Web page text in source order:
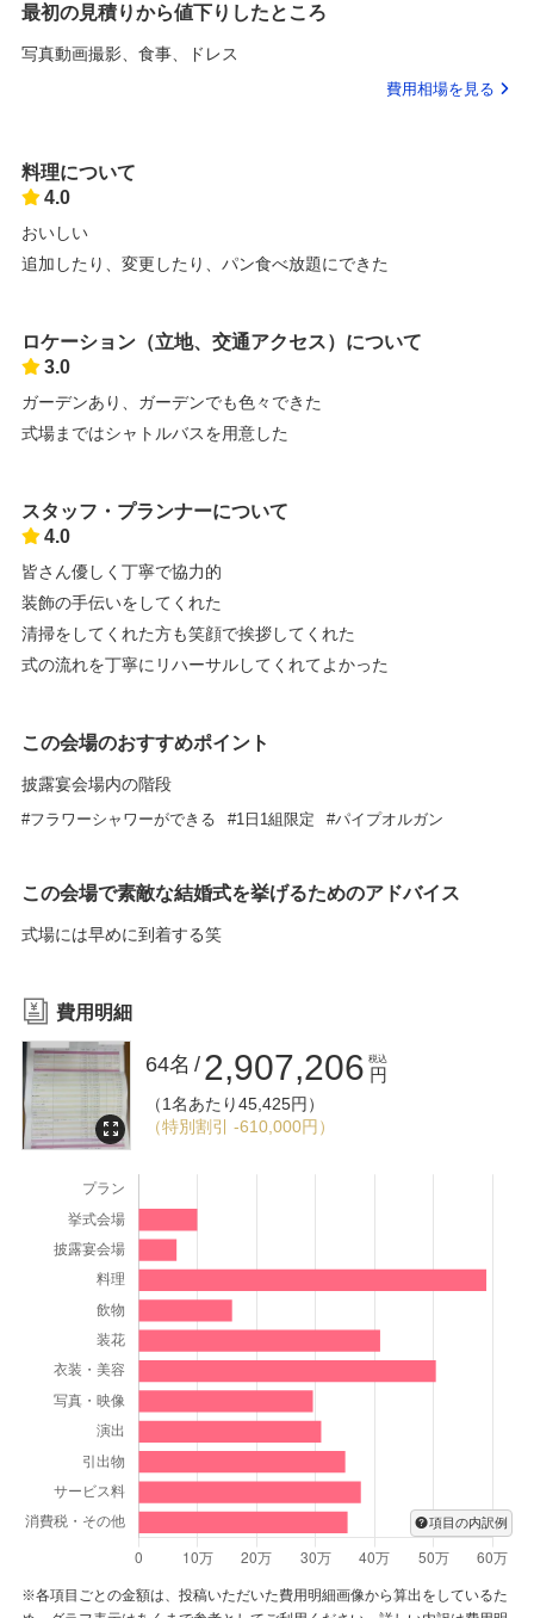
最初の見積りから値下りしたところ
写真動画撮影、食事、ドレス
費用相場を見る
料理について
4.0
おいしい
追加したり、変更したり、パン食べ放題にできた
ロケーション（立地、交通アクセス）について
3.0
ガーデンあり、ガーデンでも色々できた
式場まではシャトルバスを用意した
スタッフ・プランナーについて
4.0
皆さん優しく丁寧で協力的
装飾の手伝いをしてくれた
清掃をしてくれた方も笑顔で挨拶してくれた
式の流れを丁寧にリハーサルしてくれてよかった
この会場のおすすめポイント
披露宴会場内の階段
フラワーシャワーができる 1日1組限定 パイプオルガン
この会場で素敵な結婚式を挙げるためのアドバイス
式場には早めに到着する笑
費用明細
64名 2,907,206 円
税込
（1名あたり45,425円）
（特別割引 -610,000円）
項目の内訳例
※各項目ごとの金額は、投稿いただいた費用明細画像から算出をしているた